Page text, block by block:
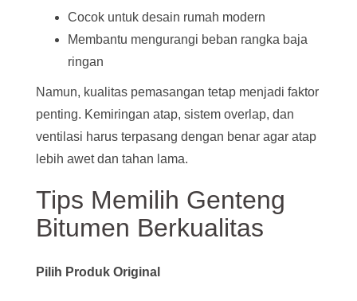
Cocok untuk desain rumah modern
Membantu mengurangi beban rangka baja
ringan
Namun, kualitas pemasangan tetap menjadi faktor
penting. Kemiringan atap, sistem overlap, dan
ventilasi harus terpasang dengan benar agar atap
lebih awet dan tahan lama.
Tips Memilih Genteng
Bitumen Berkualitas
Pilih Produk Original